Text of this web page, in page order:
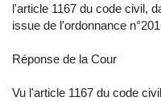
l'article 1167 du code civil,
issue de l'ordonnance
Réponse de la Cour
Vu l'article 1167 du code